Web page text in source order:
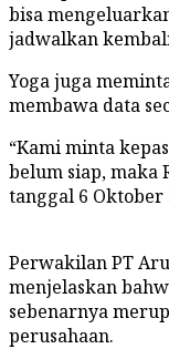
bisa
jadwalkan
Yoga juga
membawa data
“Kami minta
belum siap, maka
tanggal 6 Oktober
Perwakilan PT
menjelaskan
sebenarnya
perusahaan.